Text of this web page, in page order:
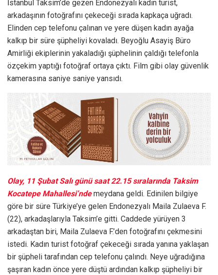
İstanbul Taksim’de gezen Endonezyalı kadın turist,
arkadaşının fotoğrafını çekeceği sırada kapkaça uğradı.
Elinden cep telefonu çalınan ve yere düşen kadın ayağa
kalkıp bir süre şüpheliyi kovaladı. Beyoğlu Asayiş Büro
Amirliği ekiplerinin yakaladığı şüphelinin çaldığı telefonla
özçekim yaptığı fotoğraf ortaya çıktı. Film gibi olay güvenlik
kamerasına saniye saniye yansıdı.
Olay, 11 Şubat Salı günü saat 22.15 sıralarında Taksim
Kocatepe Mahallesi’ndemeydana geldi. Edinilen bilgiye
göre bir süre Türkiye’ye gelen Endonezyalı Maila Zulaeva F.
(22), arkadaşlarıyla Taksim’e gitti. Caddede yürüyen 3
arkadaştan biri, Maila Zulaeva F.’den fotoğrafını çekmesini
istedi. Kadın turist fotoğraf çekeceği sırada yanına yaklaşan
bir şüpheli tarafından cep telefonu çalındı. Neye uğradığına
şaşıran kadın önce yere düştü ardından kalkıp şüpheliyi bir